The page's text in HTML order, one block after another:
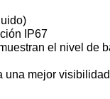
IP67
el nivel de
una mejor